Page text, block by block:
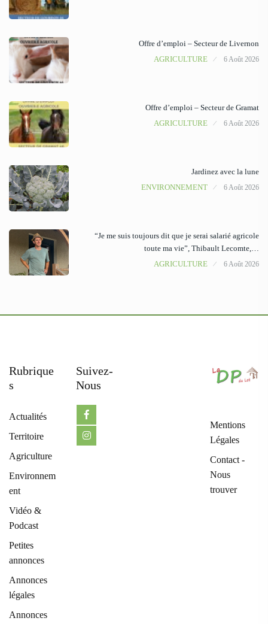
Offre d’emploi – Secteur de Livernon
AGRICULTURE
6 Août 2026
Offre d’emploi – Secteur de Gramat
AGRICULTURE
6 Août 2026
Jardinez avec la lune
ENVIRONNEMENT
6 Août 2026
“Je me suis toujours dit que je serai salarié agricole
toute ma vie”, Thibault Lecomte,…
AGRICULTURE
6 Août 2026
Rubrique
S
Actualités
Territoire
Agriculture
Environnem
ent
Vidéo &
Podcast
Petites
annonces
Annonces
légales
Annonces
Suivez-
Nous
Mentions
Légales
Contact -
Nous
trouver